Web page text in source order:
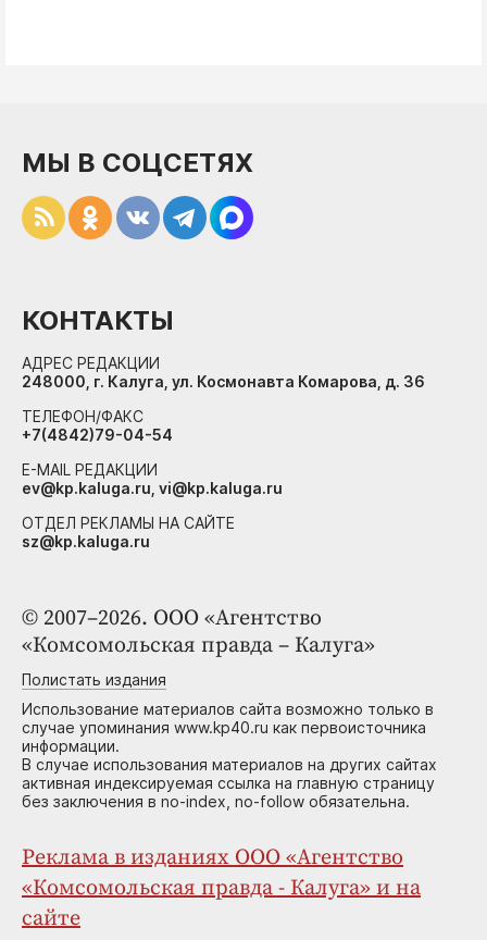
© 2007–2026. ООО «Агентство
«Комсомольская правда – Калуга»
Полистать издания
Использование материалов сайта возможно только в
случае упоминания www.kp40.ru как первоисточника
информации.
В случае использования материалов на других сайтах
активная индексируемая ссылка на главную страницу
без заключения в no-index, no-follow обязательна.
Реклама в изданиях ООО «Агентство
«Комсомольская правда - Калуга» и на
сайте
МЫ В СОЦСЕТЯХ
КОНТАКТЫ
АДРЕС РЕДАКЦИИ
248000, г. Калуга, ул. Космонавта Комарова, д. 36
ТЕЛЕФОН/ФАКС
+7(4842)79-04-54
E-MAIL РЕДАКЦИИ
ev@kp.kaluga.ru, vi@kp.kaluga.ru
ОТДЕЛ РЕКЛАМЫ НА САЙТЕ
sz@kp.kaluga.ru